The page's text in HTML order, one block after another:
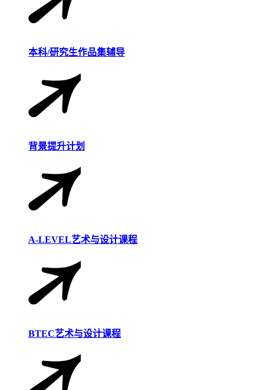
本科/研究生作品集辅导
背景提升计划
A-LEVEL艺术与设计课程
BTEC艺术与设计课程